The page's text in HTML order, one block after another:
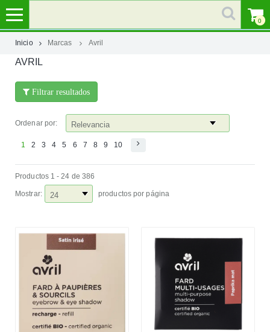
MI
CATEGORÍAS
AYUDA
0
Inicio Marcas Avril
AVRIL
Filtrar resultados
Ordenar por:
1 2 3 4 5 6 7 8 9 10
Productos 1 - 24 de 386
Mostrar: productos por página